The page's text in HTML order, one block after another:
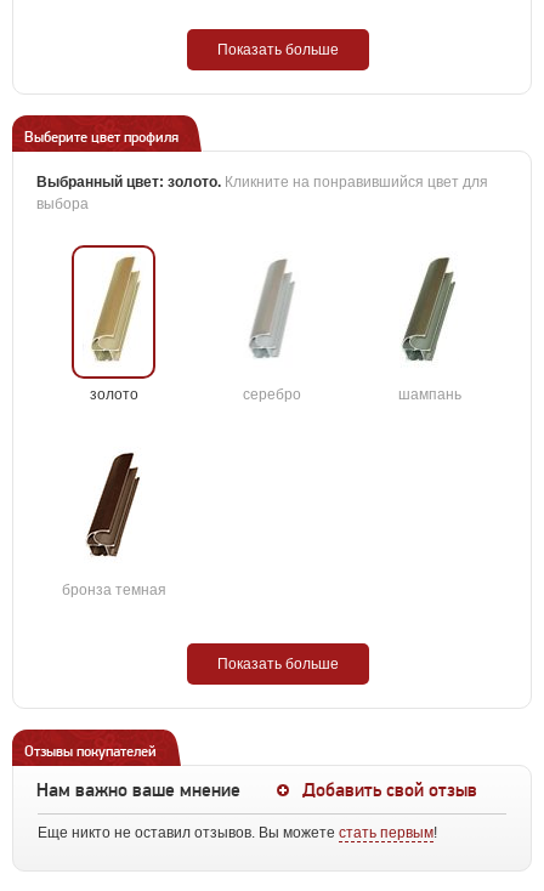
Показать больше
Выберите цвет профиля
Выбранный цвет: золото. Кликните на понравившийся цвет для
выбора
золото серебро шампань
бронза темная
Показать больше
Отзывы покупателей
Нам важно ваше мнение Добавить свой отзыв
Еще никто не оставил отзывов. Вы можете стать первым!